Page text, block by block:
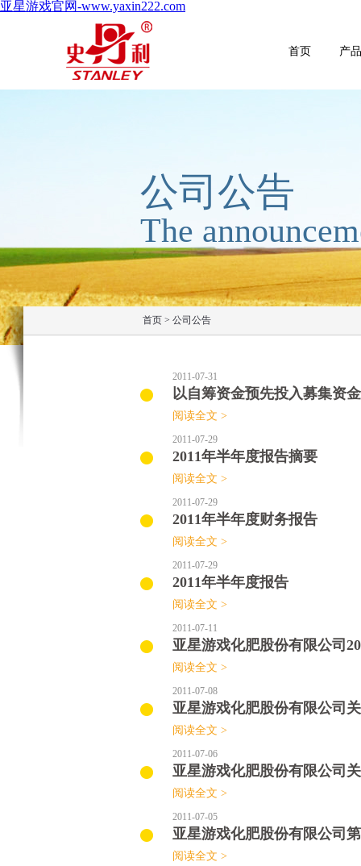
亚星游戏官网-www.yaxin222.com
首页 产
公司公告
The
首页 > 公司公告
2011-07-31
以自筹资金预先投入募集资
阅读全文 >
2011-07-29
2011年半年度报告摘要
阅读全文 >
2011-07-29
2011年半年度财务报告
阅读全文 >
2011-07-29
2011年半年度报告
阅读全文 >
2011-07-11
亚星游戏化肥股份有限公司
阅读全文 >
2011-07-08
亚星游戏化肥股份有限公司
阅读全文 >
2011-07-06
亚星游戏化肥股份有限公司
阅读全文 >
2011-07-05
亚星游戏化肥股份有限公司
阅读全文 >